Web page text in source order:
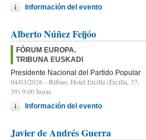
Información del evento
Alberto Núñez Feijóo
FÓRUM EUROPA.
TRIBUNA EUSKADI
Presidente Nacional del Partido Popular
04/03/2026 - Bilbao, Hotel Ercilla (Ercilla, 37-
39) 9:00 horas
Información del evento
Javier de Andrés Guerra